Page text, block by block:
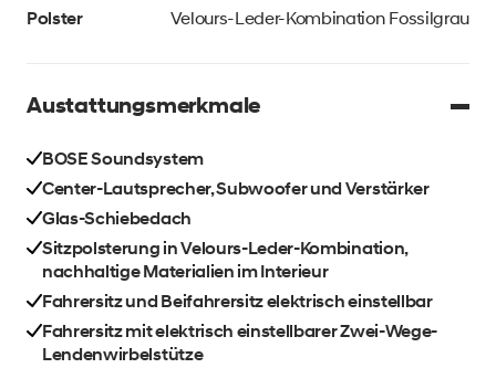
Polster
Velours-Leder-Kombination Fossilgrau
Austattungsmerkmale
BOSE Soundsystem
Center-Lautsprecher, Subwoofer und Verstärker
Glas-Schiebedach
Sitzpolsterung in Velours-Leder-Kombination,
nachhaltige Materialien im Interieur
Fahrersitz und Beifahrersitz elektrisch einstellbar
Fahrersitz mit elektrisch einstellbarer Zwei-Wege-
Lendenwirbelstütze